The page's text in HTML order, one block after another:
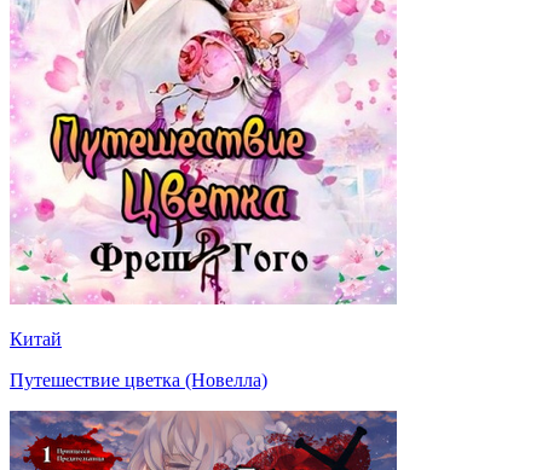
Китай
Путешествие цветка (Новелла)